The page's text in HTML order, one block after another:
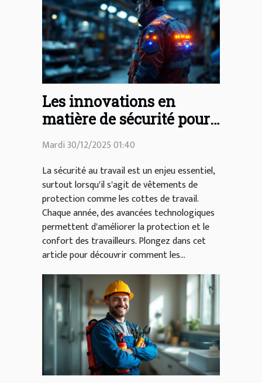
Les innovations en
matière de sécurité pour
les cottes de travail ?
Mardi 30/12/2025 01:40
La sécurité au travail est un enjeu essentiel,
surtout lorsqu'il s'agit de vêtements de
protection comme les cottes de travail.
Chaque année, des avancées technologiques
permettent d'améliorer la protection et le
confort des travailleurs. Plongez dans cet
article pour découvrir comment les...